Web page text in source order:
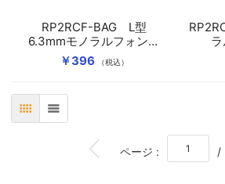
￥396 （税込）
RP2RCF-BAG L型
6.3mmモノラルフォンプ
ラグ
表 リスト
ページ : BOTTOM /